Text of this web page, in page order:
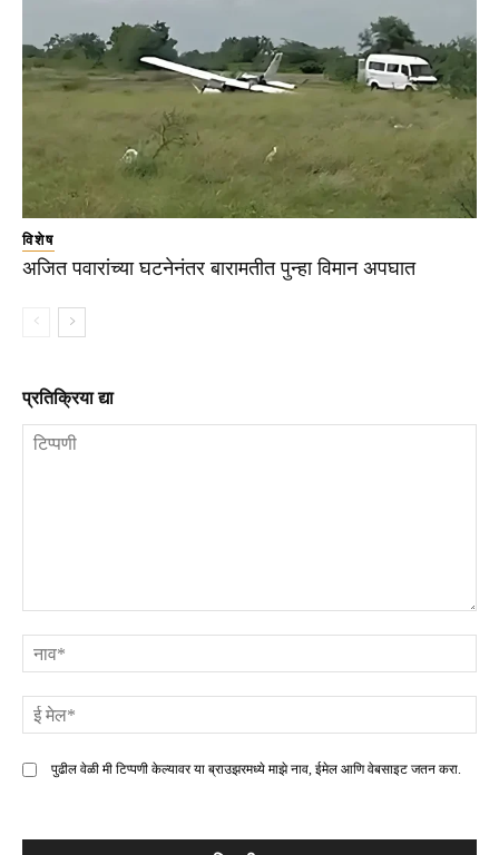
विशेष
अजित पवारांच्या घटनेनंतर बारामतीत पुन्हा विमान अपघात
प्रतिक्रिया द्या
पुढील वेळी मी टिप्पणी केल्यावर या ब्राउझरमध्ये माझे नाव, ईमेल आणि वेबसाइट जतन करा.